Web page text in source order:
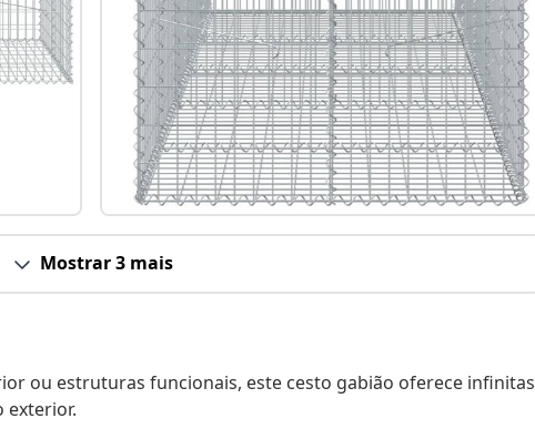
Mostrar 3 mais
ou estruturas funcionais, este cesto gabião oferece infinitas
exterior.